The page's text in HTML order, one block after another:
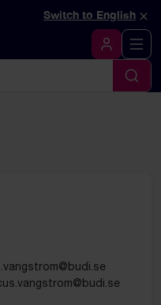
denna sidaSwitch to English ×
Logga in
Sök